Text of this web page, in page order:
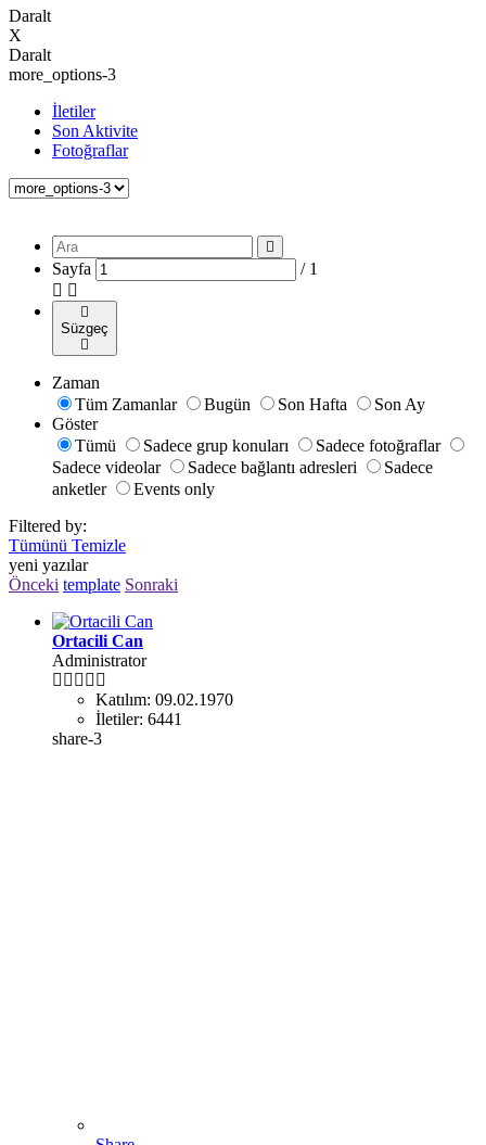
Daralt
X
Daralt
more_options-3
İletiler
Son Aktivite
Fotoğraflar
Sayfa / 1
Süzgeç
Zaman
Tüm Zamanlar
Bugün Son Hafta
Son Ay
Göster
Tümü
Sadece grup konuları
Sadece fotoğraflar
Sadece videolar
Sadece bağlantı adresleri
Sadece
anketler
Events only
Filtered by:
Tümünü Temizle
yeni yazılar
Önceki template Sonraki
Ortacili Can
Administrator
Katılım: 09.02.1970
İletiler: 6441
share-3